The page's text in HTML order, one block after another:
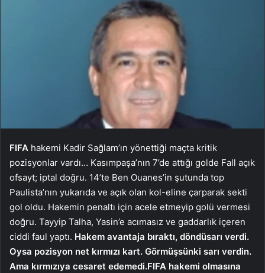
FIFA hakemi Kadir Sağlam’ın yönettiği maçta kritik
pozisyonlar vardı… Kasımpaşa’nın 7’de attığı golde Fall açık
ofsayt; iptal doğru. 14’te Ben Ouanes’in şutunda top
Paulista’nın yukarıda ve açık olan kol-eline çarparak sekti
gol oldu. Hakemin penaltı için acele etmeyip golü vermesi
doğru. Tayyip Talha, Yasin’e acımasız ve gaddarlık içeren
ciddi faul yaptı. Hakem avantaja bıraktı, döndüsarı verdi.
Oysa pozisyon net kırmızı kart. Görmüşsünki sarı verdin.
Ama kırmızıya cesaret edemedi.FIFA hakemi olmasına